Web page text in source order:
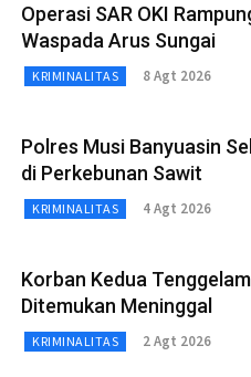
Operasi SAR OKI
Waspada Arus Sungai
KRIMINALITAS 8 Agt 2026
Polres Musi Banyuasin
di Perkebunan Sawit
KRIMINALITAS 4 Agt 2026
Korban Kedua
Ditemukan Meninggal
KRIMINALITAS 2 Agt 2026